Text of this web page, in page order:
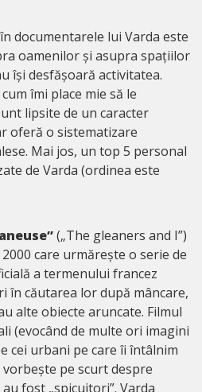
documentarele lui Varda este
oamenilor și asupra spațiilor
își desfășoară activitatea.
îmi place mie să le
lipsite de un caracter
oferă o sistematizare
Mai jos, un top 5 personal
de Varda (ordinea este
(„The gleaners and I”)
care urmărește o serie de
a termenului francez
în căutarea lor după mâncare,
alte obiecte aruncate. Filmul
(evocând de multe ori imagini
cei urbani pe care îi întâlnim
pe scurt despre
fost „spicuitori”. Varda